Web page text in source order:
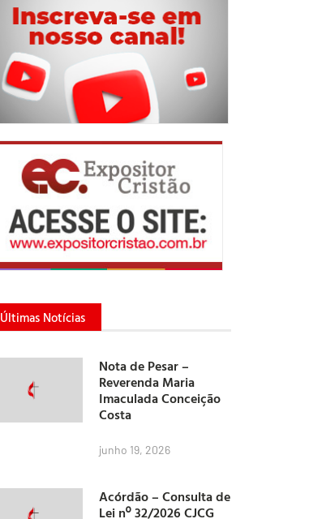
Últimas Notícias
Nota de Pesar –
Reverenda Maria
Imaculada Conceição
Costa
junho 19, 2026
Acórdão – Consulta de
Lei nº 32/2026 CJCG